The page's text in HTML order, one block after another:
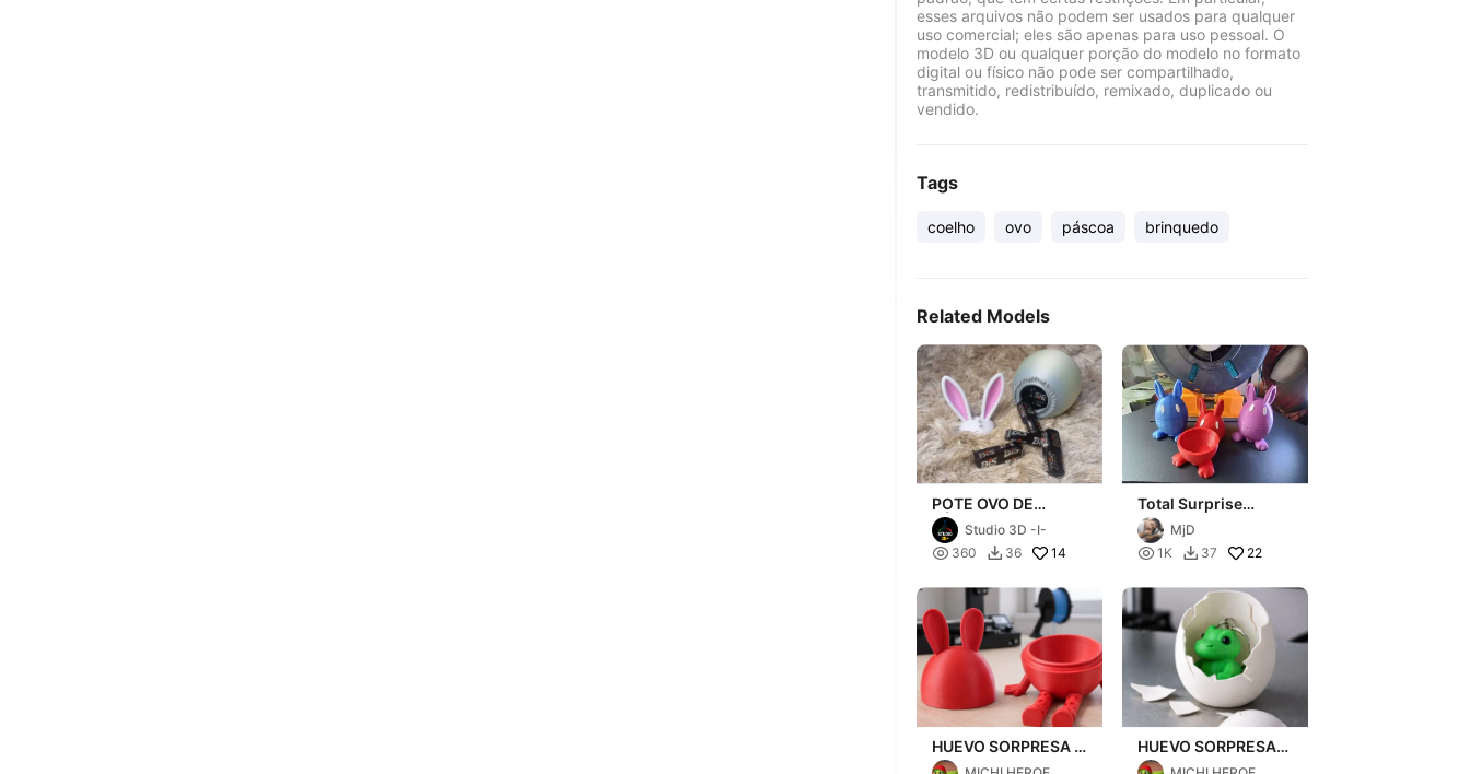
esses arquivos não podem ser usados para qualquer
uso comercial; eles são apenas para uso pessoal. O
modelo 3D ou qualquer porção do modelo no formato
digital ou físico não pode ser compartilhado,
transmitido, redistribuído, remixado, duplicado ou
vendido.
Tags
coelho ovo páscoa brinquedo
Related Models
POTE OVO DE
PÁSCOA ORELHA DE
COELHOStudio 3D -I-
 360  36 14
Total Surprise
Easter Egg.
MjD
 1K  37 22
HUEVO SORPRESA A
ROSACA FLEXY
HUEVO SORPRESA
PASCUA ( PARA